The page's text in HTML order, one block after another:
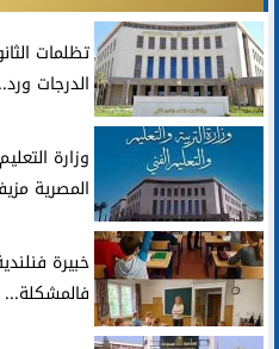
الدرجات
وزارة
المصرية
خبيرة
فالمشكلة...